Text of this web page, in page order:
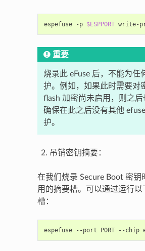
espefuse -p $ESPPORT write-
重要
烧录此 eFuse 后，不能为任
护。例如，如果此时需要对
flash 加密尚未启用，则之
确保在此之后没有其他
护。
吊销密钥摘要：
在我们烧录 Secure Boot 密钥
用的摘要槽。可以通过运行
槽：
espefuse --port PORT --chip